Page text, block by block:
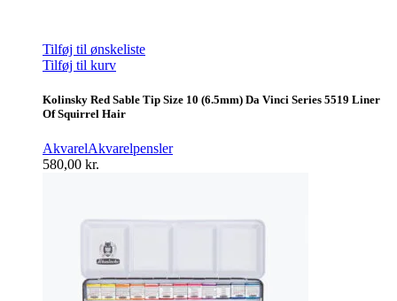
Tilføj til ønskeliste
Tilføj til kurv
Kolinsky Red Sable Tip Size 10 (6.5mm) Da Vinci Series 5519 Liner
Of Squirrel Hair
AkvarelAkvarelpensler
580,00 kr.